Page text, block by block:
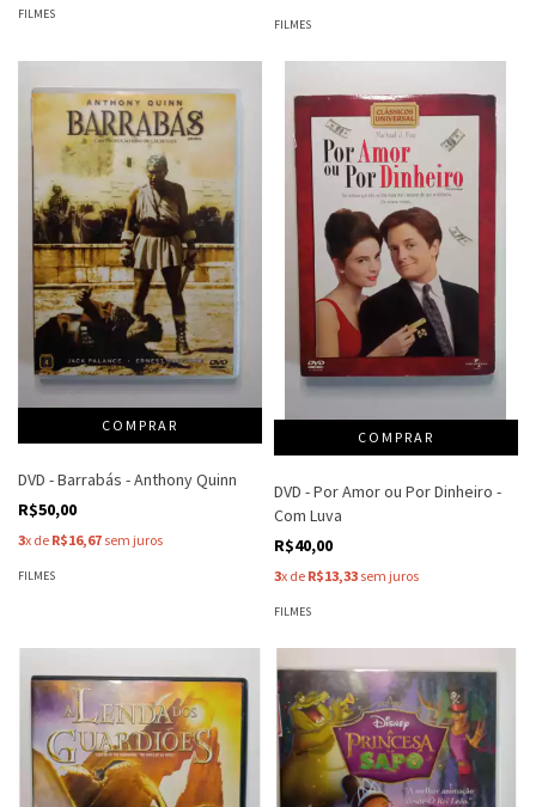
FILMES
FILMES
DVD - Barrabás - Anthony Quinn
R$50,00
3x de R$16,67 sem juros
FILMES
DVD - Por Amor ou Por Dinheiro -
Com Luva
R$40,00
3x de R$13,33 sem juros
FILMES